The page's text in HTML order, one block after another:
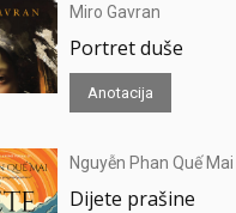
Miro Gavran
Portret duše
Anotacija
Nguyễn Phan Quế Mai
Dijete prašine